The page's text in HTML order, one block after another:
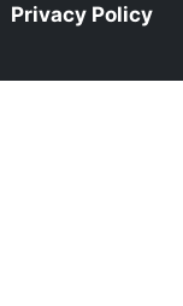
Privacy Policy